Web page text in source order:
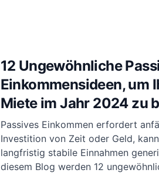
12 Ungewöhnliche
Einkommensideen, um
Miete im Jahr 2024 zu
Passives Einkommen erfordert
Investition von Zeit oder Geld,
langfristig stabile Einnahmen
diesem Blog werden 12